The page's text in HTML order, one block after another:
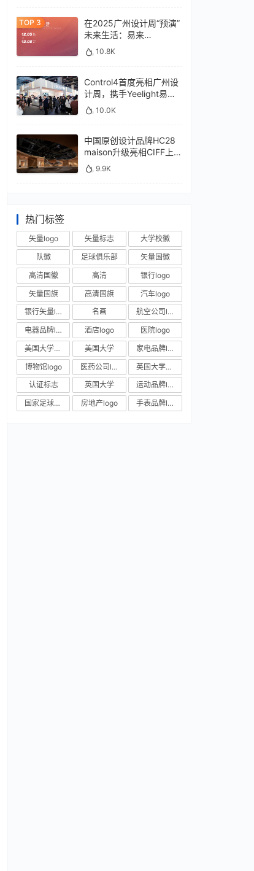
在2025广州设计周“预演”
未来生活：易来
xControl4展位待您亲鉴
10.8K
Control4首度亮相广州设
计周，携手Yeelight易来
深化本土战略
10.0K
中国原创设计品牌HC28
maison升级亮相CIFF上
海，汇聚设计巨擘
9.9K
热门标签
矢量logo 矢量标志
大学校徽
队徽
足球俱乐部
矢量国徽
高清国徽
高清
银行logo
矢量国旗
高清国旗
汽车logo
银行矢量logo
名画
航空公司logo
电器品牌logo
酒店logo
医院logo
美国大学校徽
美国大学
家电品牌logo
博物馆logo
医药公司logo
英国大学校徽
认证标志
英国大学
运动品牌logo
国家足球队队徽
房地产logo 手表品牌logo